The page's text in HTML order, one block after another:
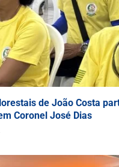
de João Costa
Coronel José Dias